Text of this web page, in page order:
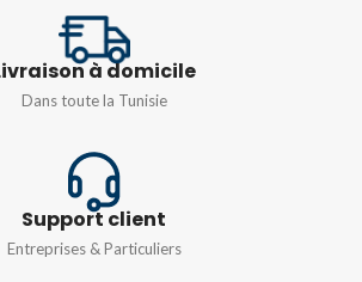
10A
40A
TYPE DE COURBE
à domicile
Dans toute la Tunisie
Support client
Entreprises & Particuliers